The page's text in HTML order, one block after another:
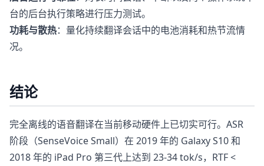
台的后台执行策略进行压力测试。
功耗与散热：量化持续翻译会话中的电池消耗和热节流情
况。
结论
完全离线的语音翻译在当前移动硬件上已切实可行。ASR
阶段（SenseVoice Small）在 2019 年的 Galaxy S10 和
2018 年的 iPad Pro 第三代上达到 23-34 tok/s，RTF <